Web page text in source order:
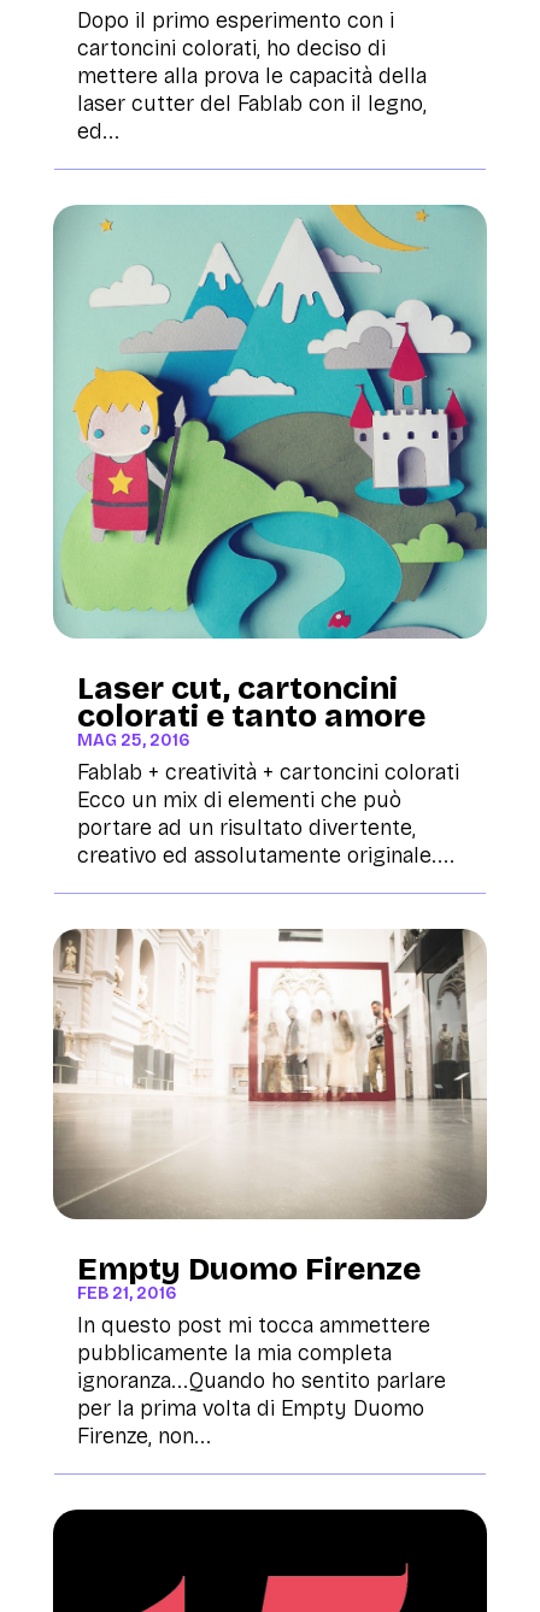
Dopo il primo esperimento con i
cartoncini colorati, ho deciso di
mettere alla prova le capacità della
laser cutter del Fablab con il legno,
ed...
Laser cut, cartoncini
colorati e tanto amore
MAG 25, 2016
Fablab + creatività + cartoncini colorati
Ecco un mix di elementi che può
portare ad un risultato divertente,
creativo ed assolutamente originale....
Empty Duomo Firenze
FEB 21, 2016
In questo post mi tocca ammettere
pubblicamente la mia completa
ignoranza...Quando ho sentito parlare
per la prima volta di Empty Duomo
Firenze, non...